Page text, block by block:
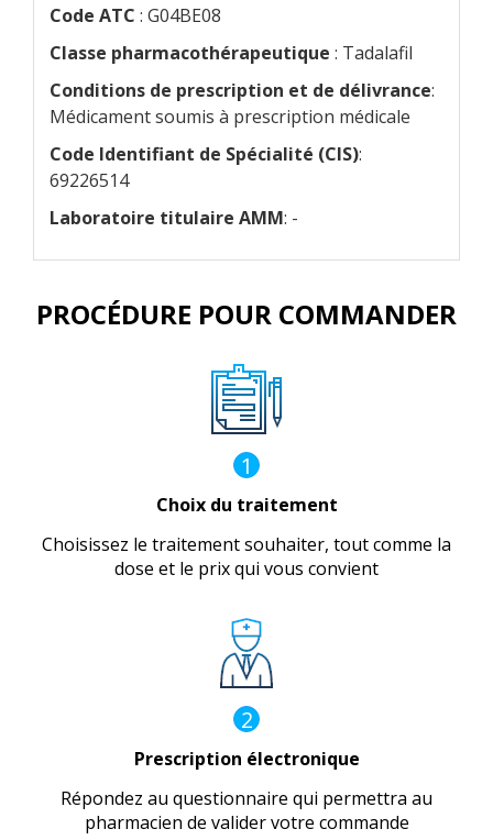
Code ATC : G04BE08
Classe pharmacothérapeutique : Tadalafil
Conditions de prescription et de délivrance:
Médicament soumis à prescription médicale
Code Identifiant de Spécialité (CIS):
69226514
Laboratoire titulaire AMM: -
PROCÉDURE POUR COMMANDER
1
Choix du traitement
Choisissez le traitement souhaiter, tout comme la
dose et le prix qui vous convient
2
Prescription électronique
Répondez au questionnaire qui permettra au
pharmacien de valider votre commande